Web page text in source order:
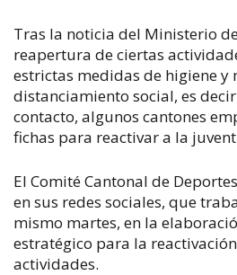
Tras la noticia del Ministerio
reapertura de ciertas
estrictas medidas de higiene y
distanciamiento social, es
contacto, algunos cantones
fichas para reactivar a la
El Comité Cantonal de
en sus redes sociales, que
mismo martes, en la
estratégico para la
actividades.